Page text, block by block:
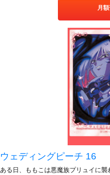
月
ウェディングピーチ 16
ある日、ももこは悪魔族プリュイに